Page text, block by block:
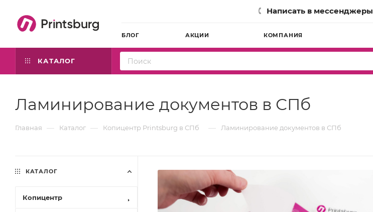
Написать в мессенджеры
БЛОГ АКЦИИ КОМПАНИЯ
КАТАЛОГ
Ламинирование документов в СПб
Главная — Каталог — Копицентр Printsburg в СПб — Ламинирование документов в СПб
КАТАЛОГ
Копицентр